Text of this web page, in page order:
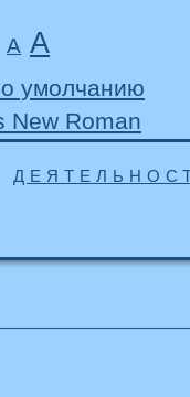
А А
умолчанию
New Roman